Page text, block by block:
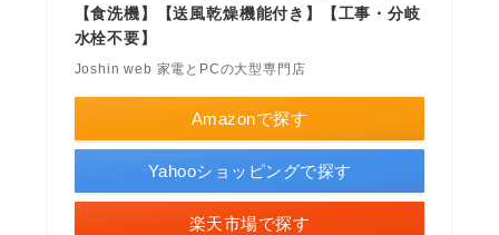
【食洗機】【送風乾燥機能付き】【工事・分岐
水栓不要】
Joshin web 家電とPCの大型専門店
Amazonで探す
Yahooショッピングで探す
楽天市場で探す